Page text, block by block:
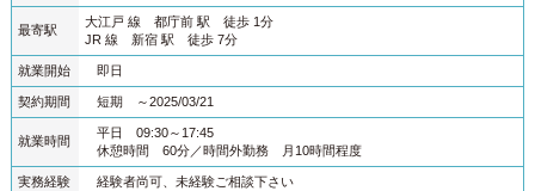
最寄駅
大江戸 線 都庁前 駅 徒歩 1分
JR 線 新宿 駅 徒歩 7分
就業開始 即日
契約期間 短期 ～2025/03/21
就業時間
平日 09:30～17:45
休憩時間 60分
時間外勤務 月10時間程度
実務経験 経験者尚可、未経験ご相談下さい